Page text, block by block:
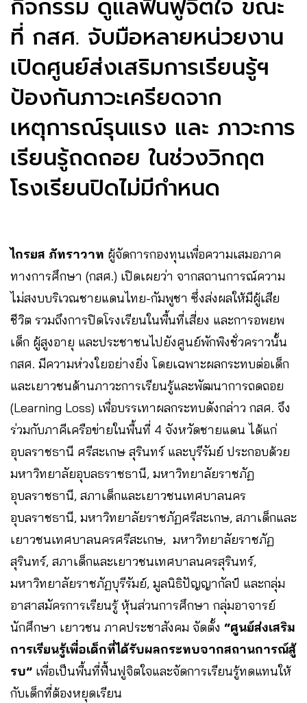
กิจกรรม ดูแลฟื้นฟูจิตใจ ขณะ
ที่ กสศ. จับมือหลายหน่วยงาน
เปิดศูนย์ส่งเสริมการเรียนรู้ฯ
ป้องกันภาวะเครียดจาก
เหตุการณ์รุนแรง และ ภาวะการ
เรียนรู้ถดถอย ในช่วงวิกฤต
โรงเรียนปิดไม่มีกำหนด
ไกรยส ภัทราวาท ผู้จัดการกองทุนเพื่อความเสมอภาค
ทางการศึกษา (กสศ.) เปิดเผยว่า จากสถานการณ์ความ
ไม่สงบบริเวณชายแดนไทย-กัมพูชา ซึ่งส่งผลให้มีผู้เสีย
ชีวิต รวมถึงการปิดโรงเรียนในพื้นที่เสี่ยง และการอพยพ
เด็ก ผู้สูงอายุ และประชาชนไปยังศูนย์พักพิงชั่วคราวนั้น
กสศ. มีความห่วงใยอย่างยิ่ง โดยเฉพาะผลกระทบต่อเด็ก
และเยาวชนด้านภาวะการเรียนรู้และพัฒนาการถดถอย
(Learning Loss) เพื่อบรรเทาผลกระทบดังกล่าว กสศ. จึง
ร่วมกับภาคีเครือข่ายในพื้นที่ 4 จังหวัดชายแดน ได้แก่
อุบลราชธานี ศรีสะเกษ สุรินทร์ และบุรีรัมย์ ประกอบด้วย
มหาวิทยาลัยอุบลธราชธานี, มหาวิทยาลัยราชภัฏ
อุบลราชธานี, สภาเด็กและเยาวชนเทศบาลนคร
อุบลราชธานี, มหาวิทยาลัยราชภัฏศรีสะเกษ, สภาเด็กและ
เยาวชนเทศบาลนครศรีสะเกษ, มหาวิทยาลัยราชภัฏ
สุรินทร์, สภาเด็กและเยาวชนเทศบาลนครสุรินทร์,
มหาวิทยาลัยราชภัฏบุรีรัมย์, มูลนิธิปัญญากัลป์ และกลุ่ม
อาสาสมัครการเรียนรู้ หุ้นส่วนการศึกษา กลุ่มอาจารย์
นักศึกษา เยาวชน ภาคประชาสังคม จัดตั้ง “ศูนย์ส่งเสริม
การเรียนรู้เพื่อเด็กที่ได้รับผลกระทบจากสถานการณ์สู้
รบ” เพื่อเป็นพื้นที่ฟื้นฟูจิตใจและจัดการเรียนรู้ทดแทนให้
กับเด็กที่ต้องหยุดเรียน